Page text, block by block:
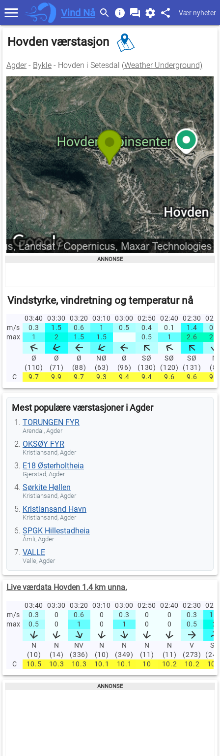
Vind Nå Vær nyheter
Hovden værstasjon
Agder - Bykle - Hovden i Setesdal (Weather Underground)
Vindstyrke, vindretning og temperatur nå
03:40 03:30 03:20 03:10 03:00 02:50 02:40 02:30
m/s
0.3 1.5 0.6 1 0.5 0.4 0.1 1.4
0.5
max
1 2 1.5 1.5 0.5 1 2.6 2.6
Ø
(110)
Ø
(71)
Ø
(88)
NØ
(63)
Ø
(96)
SØ
(130)
SØ
(120)
SØ
(131)
N
(8)
C
9.7 9.9 9.7 9.3 9.4 9.4 9.6 9.6 9.6
Mest populære værstasjoner i Agder
TORUNGEN FYR
Arendal, Agder
OKSØY FYR
Kristiansand, Agder
E18 Østerholtheia
Gjerstad, Agder
Sørkite Høllen
Kristiansand, Agder
Kristiansand Havn
Kristiansand, Agder
SPGK Hillestadheia
Åmli, Agder
VALLE
Valle, Agder
Live værdata Hovden 1.4 km unna.
03:40 03:30 03:20 03:10 03:00 02:50 02:40 02:30
m/s
0.3 0 0.6 0 0.3 0 0 0.3
1.3
max
0.5 0 1 0 1 0 0 0.5 2
N
(10)
N
(14)
NV
(336)
N
(10)
N
(349)
N
(11)
N
(11)
V
(273)
SV
C
10.5 10.3 10.3 10.1 10.1 10 10.2 10.2